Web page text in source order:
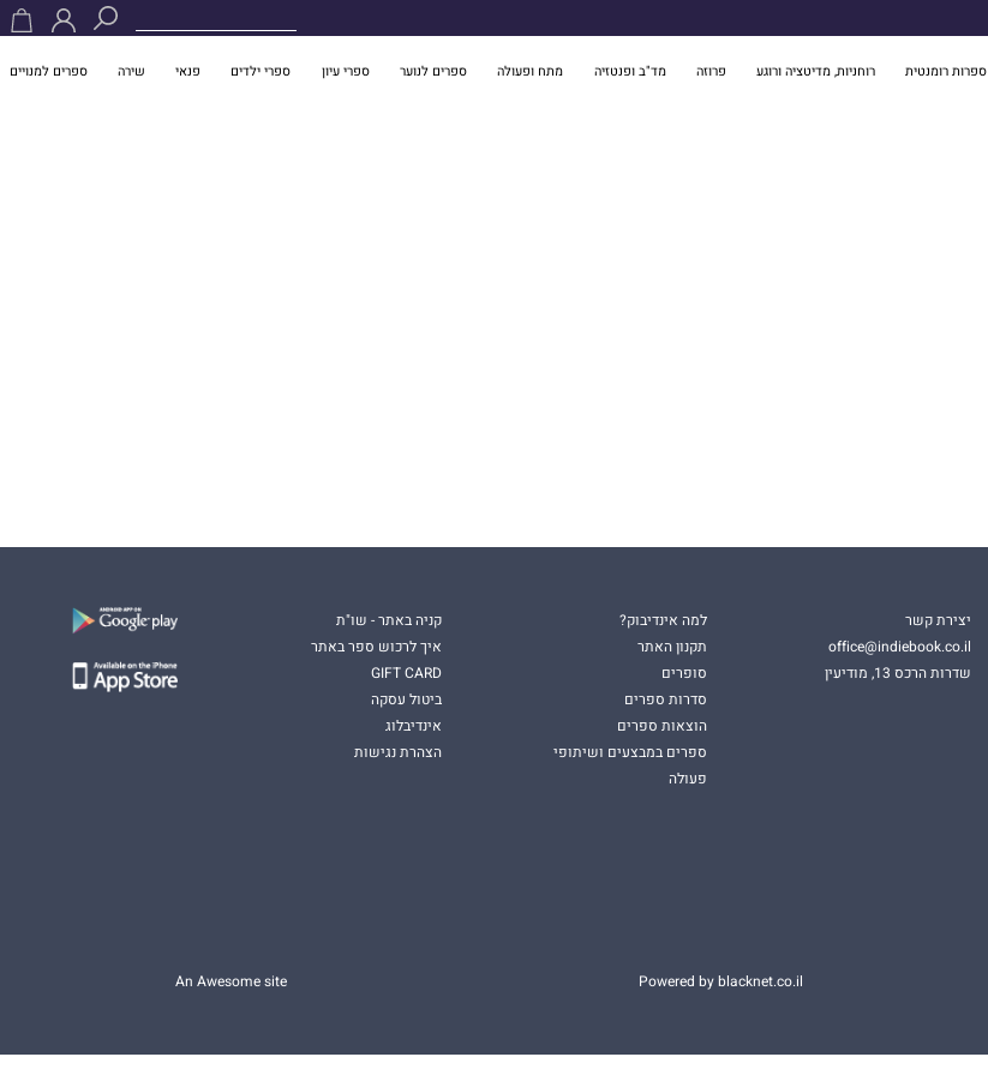
ספרות רומנטית רוחניות, מדיטציה ורוגע פרוזה מד"ב ופנטזיה מתח ופעולה ספרים לנוער ספרי עיון ספרי ילדים פנאי שירה ספרים למנויים
יצירת קשר
office@indiebook.co.il
שדרות הרכס 13, מודיעין
למה אינדיבוק?
תקנון האתר
סופרים
סדרות ספרים
הוצאות ספרים
ספרים במבצעים ושיתופי
פעולה
קניה באתר - שו"ת
איך לרכוש ספר באתר
GIFT CARD
ביטול עסקה
אינדיבלוג
הצהרת נגישות
Powered by blacknet.co.il
An Awesome site